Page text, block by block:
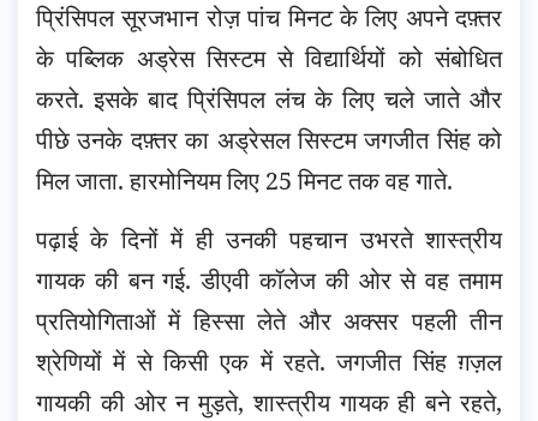
प्रिंसिपल सूरजभान रोज़ पांच मिनट के लिए अपने दफ़्तर
के पब्लिक अड्रेस सिस्टम से विद्यार्थियों को संबोधित
करते. इसके बाद प्रिंसिपल लंच के लिए चले जाते और
पीछे उनके दफ़्तर का अड्रेसल सिस्टम जगजीत सिंह को
मिल जाता. हारमोनियम लिए 25 मिनट तक वह गाते.
पढ़ाई के दिनों में ही उनकी पहचान उभरते शास्त्रीय
गायक की बन गई. डीएवी कॉलेज की ओर से वह तमाम
प्रतियोगिताओं में हिस्सा लेते और अक्सर पहली तीन
श्रेणियों में से किसी एक में रहते. जगजीत सिंह ग़ज़ल
गायकी की ओर न मुड़ते, शास्त्रीय गायक ही बने रहते,